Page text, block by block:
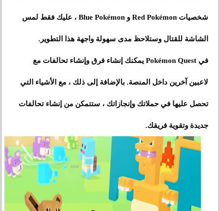
شخصيات Red Pokémon و Blue Pokémon ، عليك فقط لمس
الشاشة للقتال وستلاحظ مدى سهولة واجهة هذا التطوير.
في Pokémon Quest يمكنك إنشاء فرق وإنشاء تحالفات مع
لاعبين آخرين داخل المنصة. بالإضافة إلى ذلك ، مع الأشياء التي
تحصل عليها في حملاتك وإنجازاتك ، ستتمكن من إنشاء تحالفات
جديدة وتقوية فريقك.